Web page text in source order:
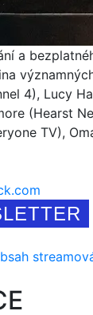
a
4), Lucy
(Hearst
TV),